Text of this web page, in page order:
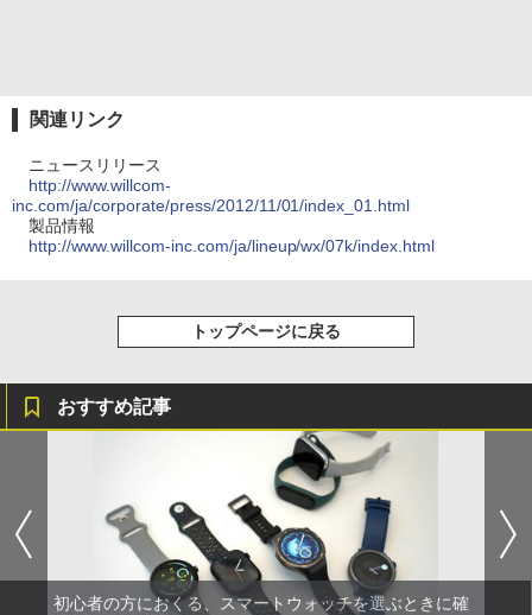
関連リンク
ニュースリリース
http://www.willcom-
inc.com/ja/corporate/press/2012/11/01/index_01.html
製品情報
http://www.willcom-inc.com/ja/lineup/wx/07k/index.html
トップページに戻る
おすすめ記事
初心者の方におくる、スマートウォッチを選ぶときに確